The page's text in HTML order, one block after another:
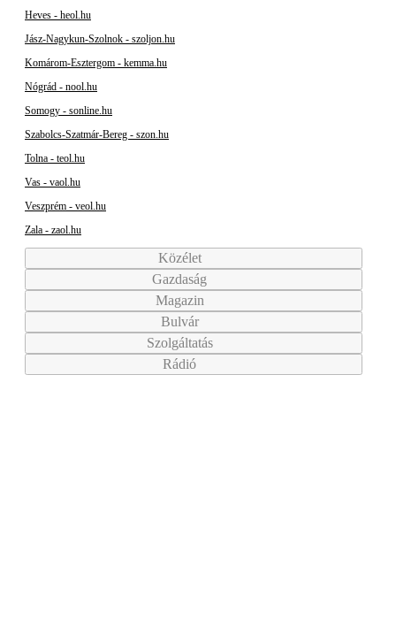
Heves - heol.hu
Jász-Nagykun-Szolnok - szoljon.hu
Komárom-Esztergom - kemma.hu
Nógrád - nool.hu
Somogy - sonline.hu
Szabolcs-Szatmár-Bereg - szon.hu
Tolna - teol.hu
Vas - vaol.hu
Veszprém - veol.hu
Zala - zaol.hu
Közélet
Gazdaság
Magazin
Bulvár
Szolgáltatás
Rádió